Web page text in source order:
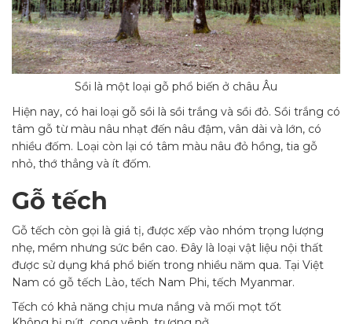
Sồi là một loại gỗ phổ biến ở châu Âu
Hiện nay, có hai loại gỗ sồi là sồi trắng và sồi đỏ. Sồi trắng có
tâm gỗ từ màu nâu nhạt đến nâu đậm, vân dài và lớn, có
nhiều đốm. Loại còn lại có tâm màu nâu đỏ hồng, tia gỗ
nhỏ, thớ thẳng và ít đốm.
Gỗ tếch
Gỗ tếch còn gọi là giá tị, được xếp vào nhóm trọng lượng
nhẹ, mềm nhưng sức bền cao. Đây là loại vật liệu nội thất
được sử dụng khá phổ biến trong nhiều năm qua. Tại Việt
Nam có gỗ tếch Lào, tếch Nam Phi, tếch Myanmar.
Tếch có khả năng chịu mưa nắng và mối mọt tốt